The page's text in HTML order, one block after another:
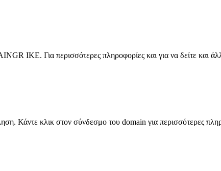
ΙΚΕ. Για περισσότερες πληροφορίες και για να δείτε και
Κάντε κλικ στον σύνδεσμο του domain για περισσότερες